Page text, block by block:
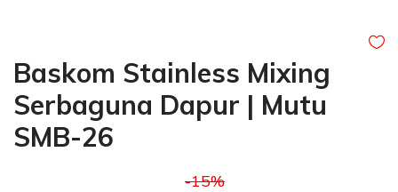
Baskom Stainless Mixing
Serbaguna Dapur | Mutu
SMB-26
-15%